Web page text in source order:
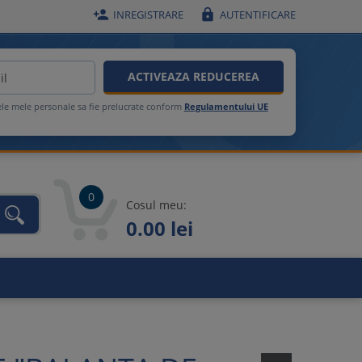
 INREGISTRARE  AUTENTIFICARE
ACTIVEAZA REDUCEREA
mele personale sa fie prelucrate conform Regulamentului UE
0
Cosul meu:
0.00 lei